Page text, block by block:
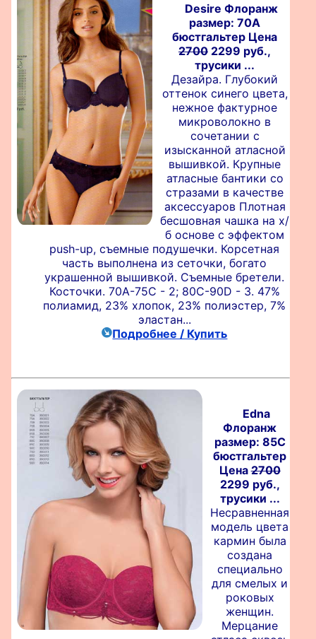
Desire Флоранж
размер: 70A
бюстгальтер Цена
2700 2299 руб.,
трусики ...
Дезайра. Глубокий
оттенок синего цвета,
нежное фактурное
микроволокно в
сочетании с
изысканной атласной
вышивкой. Крупные
атласные бантики со
стразами в качестве
аксессуаров Плотная
бесшовная чашка на х/
б основе с эффектом
push-up, съемные подушечки. Корсетная
часть выполнена из сеточки, богато
украшенной вышивкой. Съемные бретели.
Косточки. 70A-75C - 2; 80C-90D - 3. 47%
полиамид, 23% хлопок, 23% полиэстер, 7%
эластан...
Подробнее / Купить
Edna
Флоранж
размер: 85C
бюстгальтер
Цена2700
2299 руб.,
трусики ...
Несравненная
модель цвета
кармин была
создана
специально
для смелых и
роковых
женщин.
Мерцание